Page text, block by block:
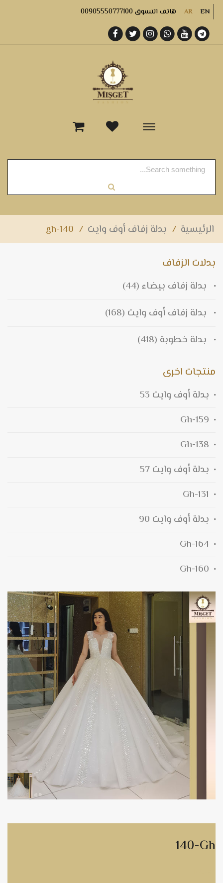
AR EN هاتف التسوق 00905550777100
-
الرئيسية / بدلة زفاف أوف وايت /
140-gh
بدلات الزفاف
بدلة زفاف بيضاء (44)
بدلة زفاف أوف وايت (168)
بدلة خطوبة (418)
منتجات اخرى
بدلة أوف وايت 53
159-Gh
138-Gh
بدلة أوف وايت 57
131-Gh
بدلة أوف وايت 90
164-Gh
160-Gh
140-Gh